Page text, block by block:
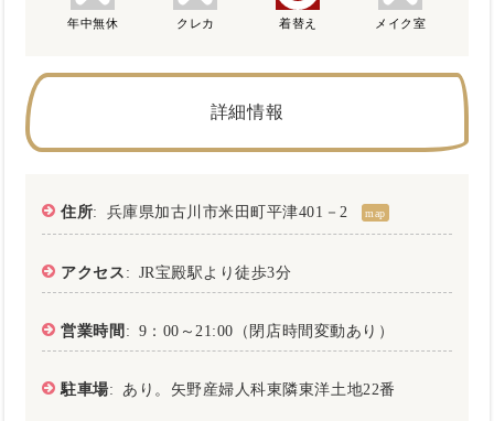
年中無休 クレカ 着替え メイク室
詳細情報
住所: 兵庫県加古川市米田町平津401－2 map
アクセス : JR宝殿駅より徒歩3分
営業時間: 9：00～21:00（閉店時間変動あり）
駐車場: あり。矢野産婦人科東隣東洋土地22番